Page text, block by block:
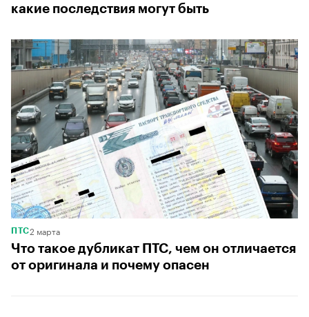
какие последствия могут быть
ПТС2 марта
Что такое дубликат ПТС, чем он отличается
от оригинала и почему опасен